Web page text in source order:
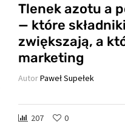
Tlenek azotu a
— które
zwiększają, a
marketing
AutorPaweł Supełek
207 0